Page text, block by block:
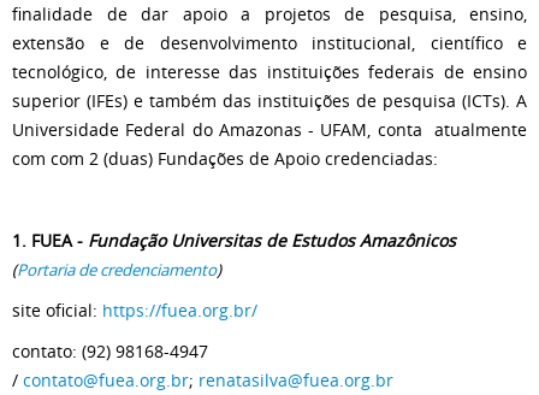
finalidade de dar apoio a projetos de pesquisa, ensino,
extensão e de desenvolvimento institucional, científico e
tecnológico, de interesse das instituições federais de ensino
superior (IFEs) e também das instituições de pesquisa (ICTs). A
Universidade Federal do Amazonas - UFAM, conta atualmente
com com 2 (duas) Fundações de Apoio credenciadas:
1. FUEA - Fundação Universitas de Estudos Amazônicos
(Portaria de credenciamento)
site oficial: https://fuea.org.br/
contato: (92) 98168-4947
/ contato@fuea.org.br; renatasilva@fuea.org.br